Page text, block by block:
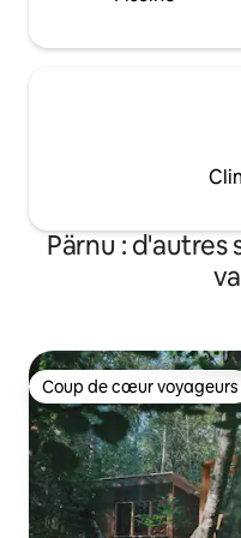
Pärnu : d'autres
Coup de cœur voyageurs
Coup de cœur voyageurs